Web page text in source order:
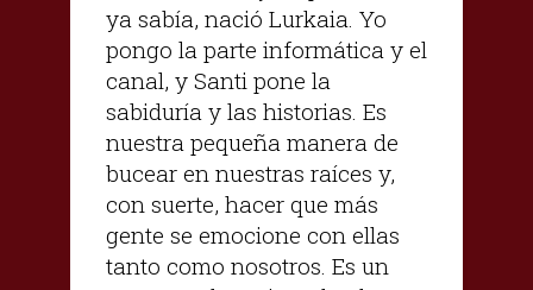
ya sabía, nació Lurkaia. Yo
pongo la parte informática y el
canal, y Santi pone la
sabiduría y las historias. Es
nuestra pequeña manera de
bucear en nuestras raíces y,
con suerte, hacer que más
gente se emocione con ellas
tanto como nosotros. Es un